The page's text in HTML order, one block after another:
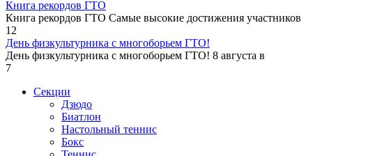
Книга рекордов ГТО
Книга рекордов ГТО Самые высокие достижения участников
12
День физкультурника с многоборьем ГТО!
День физкультурника с многоборьем ГТО! 8 августа в
7
Секции
Дзюдо
Биатлон
Настольный теннис
Бокс